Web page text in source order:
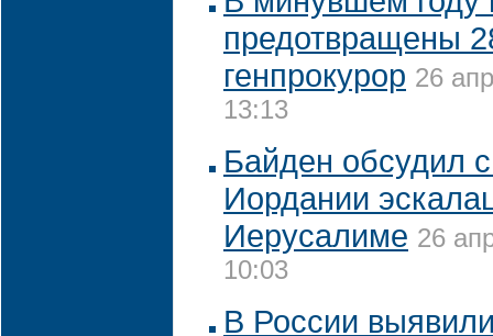
предотвращены
генпрокурор 26
13:13
Байден обсудил
Иордании
Иерусалиме 26
10:03
В России